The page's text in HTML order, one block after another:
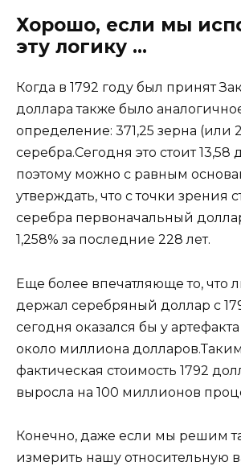
Хорошо, если мы
эту логику …
Когда в 1792 году был принят
доллара также было
определение: 371,25 зерна (или
серебра.Сегодня это стоит 13,58
поэтому можно с равным
утверждать, что с точки зрения
серебра первоначальный
1,258% за последние 228 лет.
Еще более впечатляюще то, что
держал серебряный доллар с
сегодня оказался бы у
около миллиона
фактическая стоимость 1792
выросла на 100 миллионов
Конечно, даже если мы решим
измерить нашу относительную